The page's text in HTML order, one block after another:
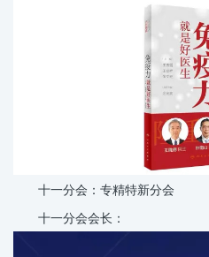
十一分会：专精特新分会
十一分会会长：